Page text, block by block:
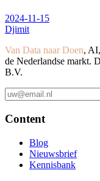
2024-11-15
Djimit
Van Data naar Doen,
de Nederlandse markt.
B.V.
Content
Blog
Nieuwsbrief
Kennisbank